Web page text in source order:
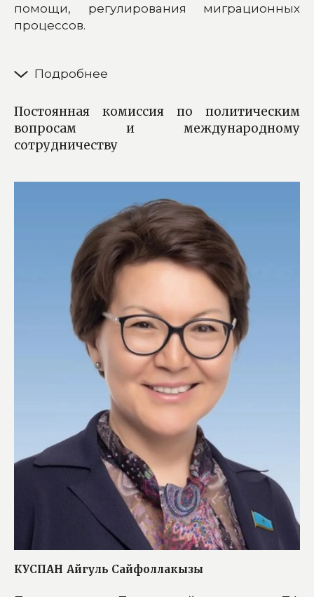
помощи, регулирования миграционных
процессов.
Постоянная комиссия по политическим
вопросам и международному
сотрудничеству
КУСПАН Айгуль Сайфоллакызы